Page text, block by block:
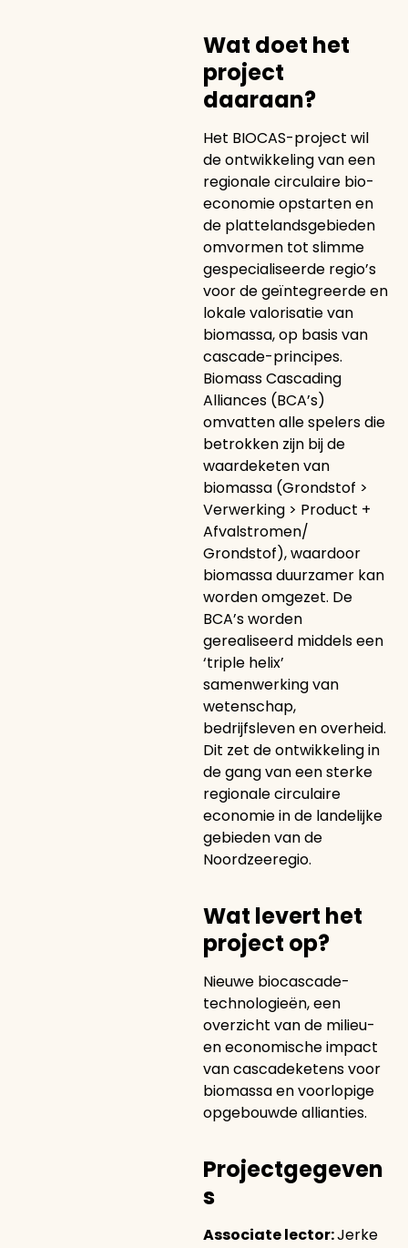
Wat doet het
project
daaraan?
Het BIOCAS-project wil
de ontwikkeling van een
regionale circulaire bio-
economie opstarten en
de plattelandsgebieden
omvormen tot slimme
gespecialiseerde regio’s
voor de geïntegreerde en
lokale valorisatie van
biomassa, op basis van
cascade-principes.
Biomass Cascading
Alliances (BCA’s)
omvatten alle spelers die
betrokken zijn bij de
waardeketen van
biomassa (Grondstof >
Verwerking > Product +
Afvalstromen/
Grondstof), waardoor
biomassa duurzamer kan
worden omgezet. De
BCA’s worden
gerealiseerd middels een
‘triple helix’
samenwerking van
wetenschap,
bedrijfsleven en overheid.
Dit zet de ontwikkeling in
de gang van een sterke
regionale circulaire
economie in de landelijke
gebieden van de
Noordzeeregio.
Wat levert het
project op?
Nieuwe biocascade-
technologieën, een
overzicht van de milieu-
en economische impact
van cascadeketens voor
biomassa en voorlopige
opgebouwde allianties.
Projectgegeven
s
Associate lector:Jerke